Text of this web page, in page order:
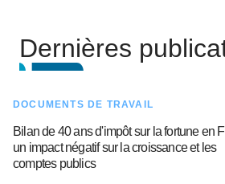
Dernières
DOCUMENTS DE TRAVAIL
Bilan de 40 ans d'impôt sur la fortune en
un impact négatif sur la croissance et les
comptes publics